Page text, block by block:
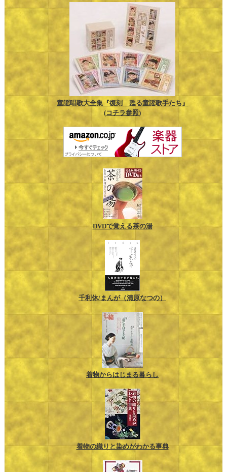
童謡唱歌大全集『復刻 甦る童謡歌手たち』
(コチラ参照)
DVDで覚える茶の湯
千利休/まんが（清原なつの）
着物からはじまる暮らし
着物の織りと染めがわかる事典